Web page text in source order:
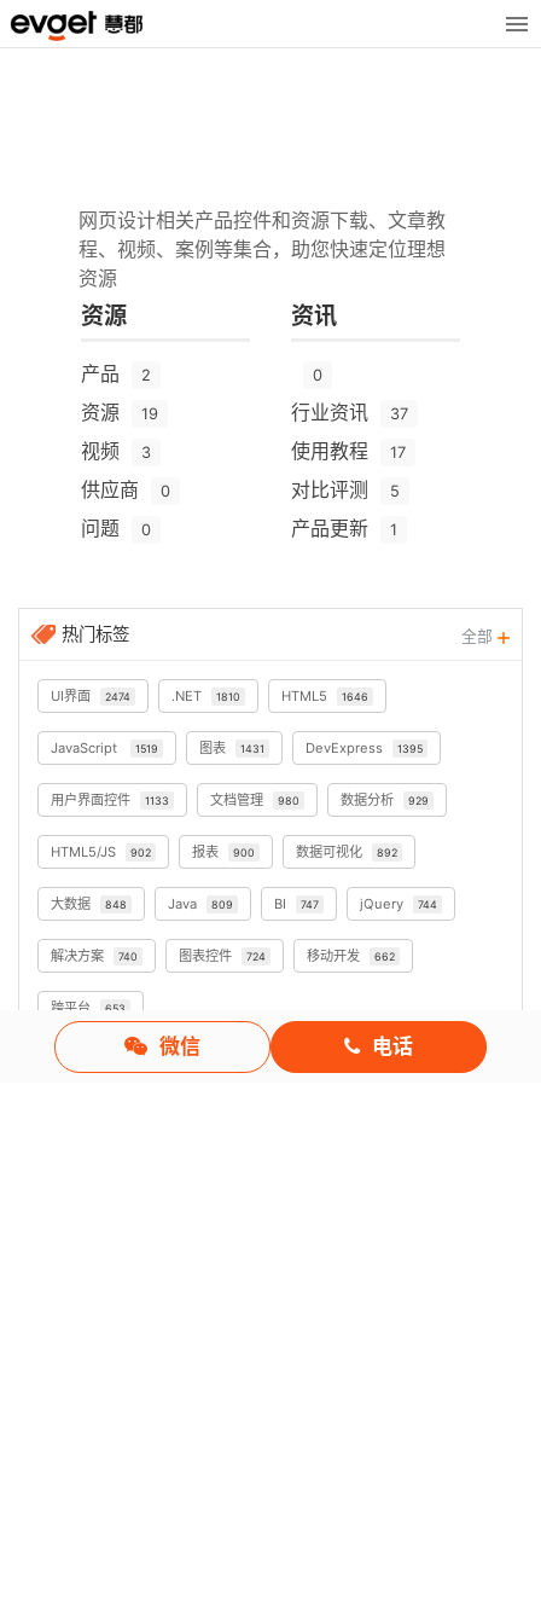
网页设计相关产品控件和资源下载、文章教
程、视频、案例等集合，助您快速定位理想
资源
资源
产品 2
资源 19
视频 3
供应商 0
问题 0
资讯
0
行业资讯 37
使用教程 17
对比评测 5
产品更新 1
热门标签 全部
UI界面 2474 .NET 1810 HTML5 1646
JavaScript 1519 图表 1431 DevExpress 1395
用户界面控件 1133 文档管理 980 数据分析 929
HTML5/JS 902 报表 900 数据可视化 892
大数据 848 Java 809 BI 747 jQuery 744
解决方案 740 图表控件 724 移动开发 662
跨平台 653
微信 电话